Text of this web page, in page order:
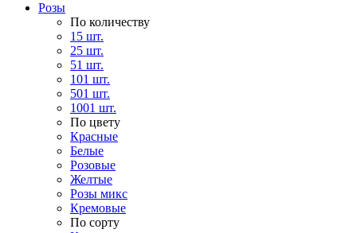
Розы
По количеству
15 шт.
25 шт.
51 шт.
101 шт.
501 шт.
1001 шт.
По цвету
Красные
Белые
Розовые
Желтые
Розы микс
Кремовые
По сорту